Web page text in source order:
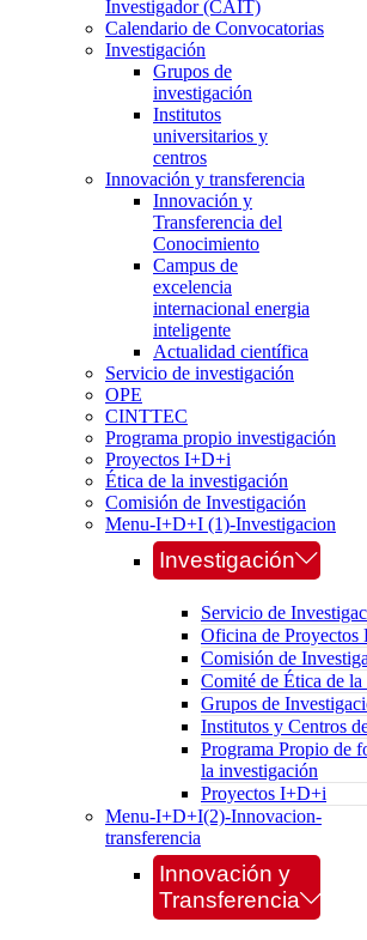
Investigador (CAIT)
Calendario de Convocatorias
Investigación
Grupos de
investigación
Institutos
universitarios y
centros
Innovación y transferencia
Innovación y
Transferencia del
Conocimiento
Campus de
excelencia
internacional energia
inteligente
Actualidad científica
Servicio de investigación
OPE
CINTTEC
Programa propio investigación
Proyectos I+D+i
Ética de la investigación
Comisión de Investigación
Menu-I+D+I (1)-Investigacion
Investigación
Servicio de
Oficina de Proyectos
Comisión de
Comité de Ética de
Grupos de
Institutos y Centros
Programa Propio de
la investigación
Proyectos I+D+i
Menu-I+D+I(2)-Innovacion-
transferencia
Innovación y
Transferencia